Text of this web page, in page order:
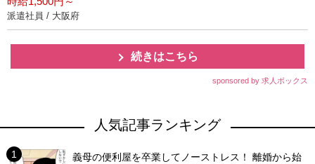
派遣社員 / 大阪府
続きはこちら
sponsored by 求人ボックス
人気記事ランキング
義母の便利屋を卒業してノーストレス！ 離婚から始